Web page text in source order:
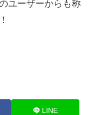
ユーザーからも称
LINE